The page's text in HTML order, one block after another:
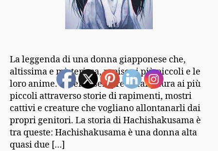
La leggenda di una donna giapponese che,
altissima e misteriosa, rapisce i più piccoli e le
loro anime. Si cerca sempre di far paura ai più
piccoli attraverso storie di rapimenti, mostri
cattivi e creature che vogliano allontanarli dai
propri genitori. La storia di Hachishakusama è
tra queste: Hachishakusama è una donna alta
quasi due […]